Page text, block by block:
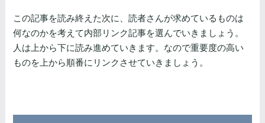
この記事を読み終えた次に、読者さんが求めているものは
何なのかを考えて内部リンク記事を選んでいきましょう。
人は上から下に読み進めていきます。なので重要度の高い
ものを上から順番にリンクさせていきましょう。